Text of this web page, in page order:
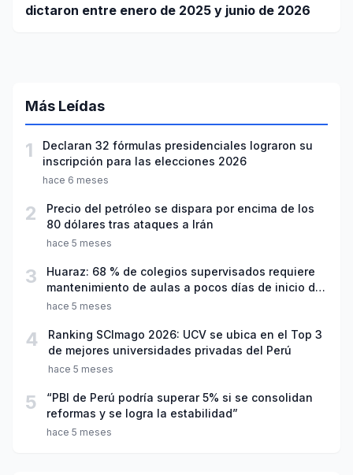
dictaron entre enero de 2025 y junio de 2026
Más Leídas
1
Declaran 32 fórmulas presidenciales lograron su
inscripción para las elecciones 2026
hace 6 meses
2
Precio del petróleo se dispara por encima de los
80 dólares tras ataques a Irán
hace 5 meses
3
Huaraz: 68 % de colegios supervisados requiere
mantenimiento de aulas a pocos días de inicio del
año escolar 2026
hace 5 meses
4
Ranking SCImago 2026: UCV se ubica en el Top 3
de mejores universidades privadas del Perú
hace 5 meses
5
“PBI de Perú podría superar 5% si se consolidan
reformas y se logra la estabilidad”
hace 5 meses